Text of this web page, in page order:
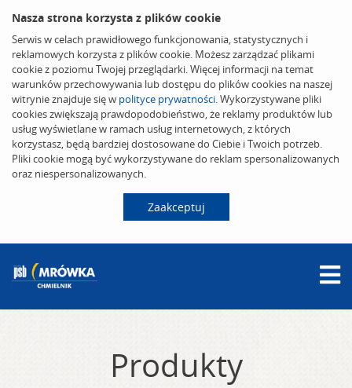
Nasza strona korzysta z plików cookie
Serwis w celach prawidłowego funkcjonowania, statystycznych i
reklamowych korzysta z plików cookie. Możesz zarządzać plikami
cookie z poziomu Twojej przeglądarki. Więcej informacji na temat
warunków przechowywania lub dostępu do plików cookies na naszej
witrynie znajduje się w polityce prywatności. Wykorzystywane pliki
cookies zwiększają prawdopodobieństwo, że reklamy produktów lub
usług wyświetlane w ramach usług internetowych, z których
korzystasz, będą bardziej dostosowane do Ciebie i Twoich potrzeb.
Pliki cookie mogą być wykorzystywane do reklam spersonalizowanych
oraz niespersonalizowanych.
Zaakceptuj
Produkty